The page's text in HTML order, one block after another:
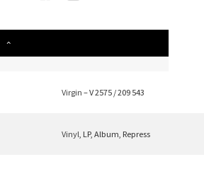
Virgin – V 2575 /209 543
Vinyl , LP, Album, Repress